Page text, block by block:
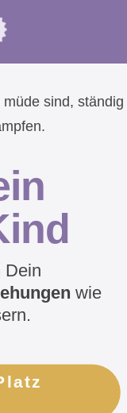
sind, ständig
Dein
wie